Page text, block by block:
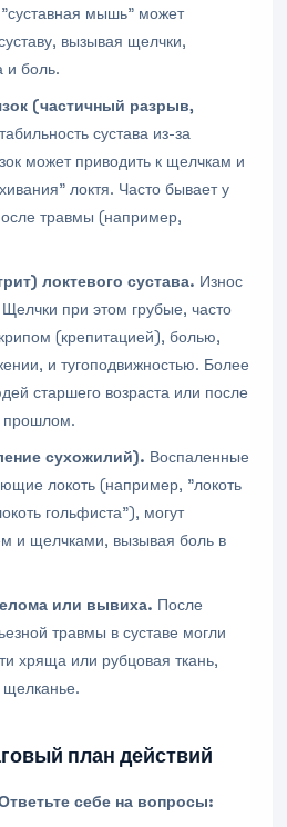
"суставная мышь" может
вызывая щелчки,
и боль.
(частичный разрыв,
сустава из-за
может приводить к щелчкам и
локтя. Часто бывает у
травмы (например,
локтевого сустава. Износ
при этом грубые, часто
(крепитацией), болью,
и тугоподвижностью. Более
старшего возраста или после
прошлом.
сухожилий). Воспаленные
локоть (например, "локоть
гольфиста"), могут
и щелчками, вызывая боль в
или вывиха. После
травмы в суставе могли
хряща или рубцовая ткань,
план действий
себе на вопросы: